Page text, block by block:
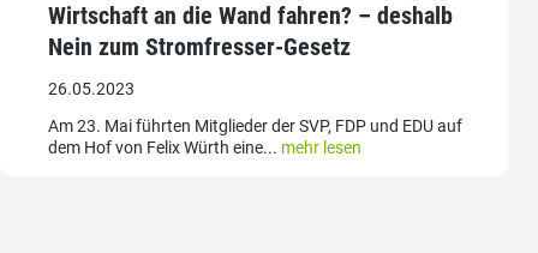
Wirtschaft an die Wand fahren? – deshalb
Nein zum Stromfresser-Gesetz
26.05.2023
Am 23. Mai führten Mitglieder der SVP, FDP und EDU auf
dem Hof von Felix Würth eine... mehr lesen